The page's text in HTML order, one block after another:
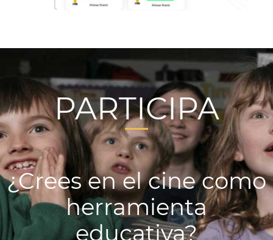
PARTICIPA
¿Crees en el cine como
herramienta
educativa?